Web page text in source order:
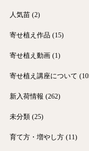
人気苗 (2)
寄せ植え作品 (15)
寄せ植え動画 (1)
寄せ植え講座について
新入荷情報 (262)
未分類 (25)
育て方・増やし方 (11)